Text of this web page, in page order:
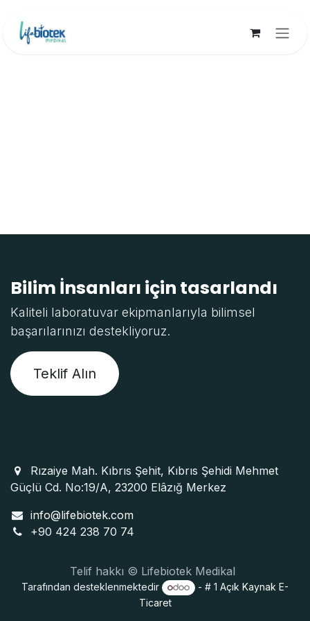
Bilim İnsanları için tasarlandı
Kaliteli laboratuvar ekipmanlarıyla bilimsel
başarılarınızı destekliyoruz.
Teklif Alın
Rızaiye Mah. Kıbrıs Şehit, Kıbrıs Şehidi Mehmet
Güçlü Cd. No:19/A, 23200 Elâzığ Merkez
info@lifebiotek.com
+90 424 238 70 74
Telif hakkı © Lifebiotek Medikal
Tarafından desteklenmektedir - # 1Açık Kaynak E-
Ticaret